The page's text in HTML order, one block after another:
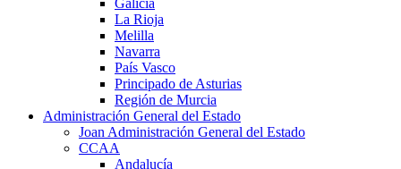
La Rioja
Melilla
Navarra
País Vasco
Principado de Asturias
Región de Murcia
Administración General del Estado
Joan Administración General del Estado
CCAA
Andalucía